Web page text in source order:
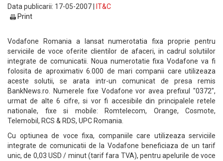
Data publicarii: 17-05-2007 |
IT&C
Print
Vodafone Romania a lansat numerotatia fixa proprie pentru
serviciile de voce oferite clientilor de afaceri, in cadrul solutiilor
integrate de comunicatii. Noua numerotatie fixa Vodafone va fi
folosita de aproximativ 6.000 de mari companii care utilizeaza
aceste solutii, se arata intr-un comunicat de presa remis
BankNews.ro. Numerele fixe Vodafone vor avea prefixul "0372",
urmat de alte 6 cifre, si vor fi accesibile din principalele retele
nationale, fixe si mobile: Romtelecom, Orange, Cosmote,
Telemobil, RCS & RDS, UPC Romania.
Cu optiunea de voce fixa, companiile care utilizeaza serviciile
integrate de comunicatii de la Vodafone beneficiaza de un tarif
unic, de 0,03 USD / minut (tarif fara TVA), pentru apelurile de voce